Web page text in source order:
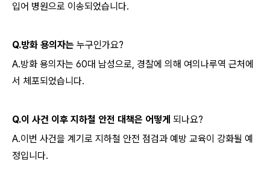
입어 병원으로 이송되었습니다.
Q.방화 용의자는 누구인가요?
A.방화 용의자는 60대 남성으로, 경찰에 의해 여의나루역 근처에
서 체포되었습니다.
Q.이 사건 이후 지하철 안전 대책은 어떻게 되나요?
A.이번 사건을 계기로 지하철 안전 점검과 예방 교육이 강화될 예
정입니다.